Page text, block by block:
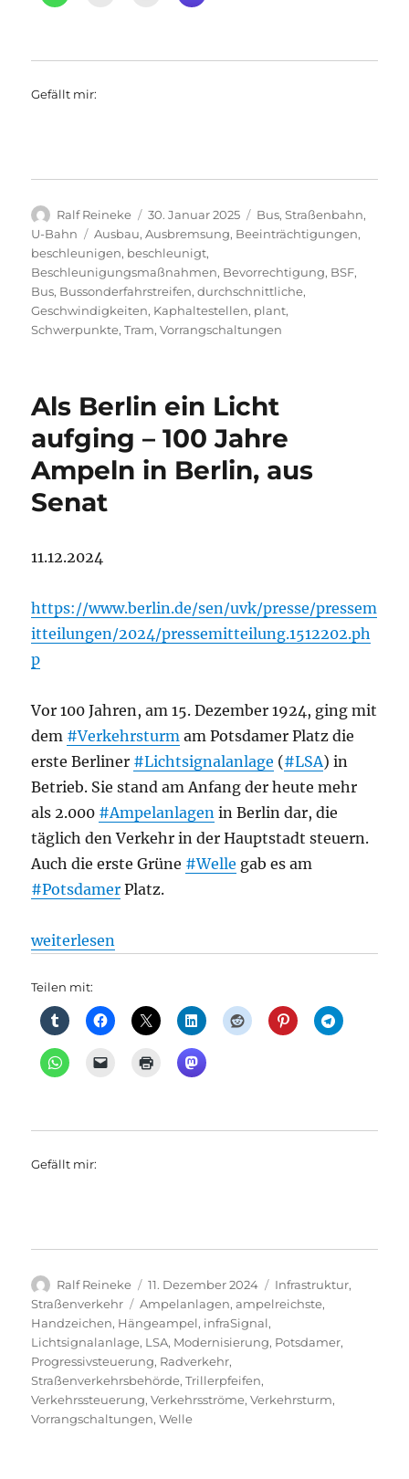
Gefällt mir:
Autor
Ralf Reineke
Veröffentlicht
am
30. Januar 2025 Kategorien
Bus,Straßenbahn,
U-Bahn
Schlagwörter
Ausbau,Ausbremsung, Beeinträchtigungen,
beschleunigen, beschleunigt,
Beschleunigungsmaßnahmen, Bevorrechtigung, BSF,
Bus, Bussonderfahrstreifen,durchschnittliche,
Geschwindigkeiten, Kaphaltestellen, plant,
Schwerpunkte,Tram,Vorrangschaltungen
Als Berlin ein Licht
aufging – 100 Jahre
Ampeln in Berlin, aus
Senat
11.12.2024
https://www.berlin.de/sen/uvk/presse/pressem
itteilungen/2024/pressemitteilung.1512202.ph
p
Vor 100 Jahren, am 15. Dezember 1924, ging mit
dem #Verkehrsturm am Potsdamer Platz die
erste Berliner #Lichtsignalanlage (#LSA) in
Betrieb. Sie stand am Anfang der heute mehr
als 2.000 #Ampelanlagen in Berlin dar, die
täglich den Verkehr in der Hauptstadt steuern.
Auch die erste Grüne #Welle gab es am
#Potsdamer Platz.
„Als Berlin ein Licht aufging – 100 Jahre Ampeln in
weiterlesen
Teilen mit:
Gefällt mir:
Autor
Ralf Reineke
Veröffentlicht
am
11. Dezember 2024 Kategorien
Infrastruktur,
Straßenverkehr
Schlagwörter
Ampelanlagen,ampelreichste,
Handzeichen, Hängeampel, infraSignal,
Lichtsignalanlage, LSA, Modernisierung, Potsdamer,
Progressivsteuerung, Radverkehr,
Straßenverkehrsbehörde,Trillerpfeifen,
Verkehrssteuerung,Verkehrsströme,Verkehrsturm,
Vorrangschaltungen,Welle